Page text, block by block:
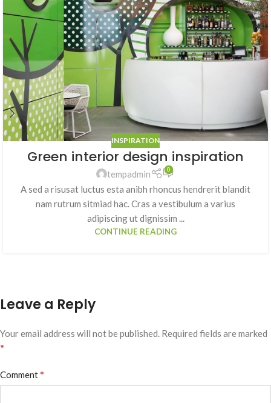
INSPIRATION
Green interior design inspiration
tempadmin 0
A sed a risusat luctus esta anibh rhoncus hendrerit blandit
nam rutrum sitmiad hac. Cras a vestibulum a varius
adipiscing ut dignissim ...
CONTINUE READING
Leave a Reply
Your email address will not be published. Required fields are marked
*
Comment*